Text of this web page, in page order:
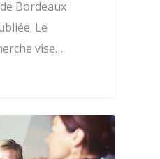
Bordeaux
Le
vise…